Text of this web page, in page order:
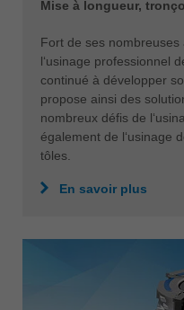
Mise à longueur,
Fort de ses nombreuses
l‘usinage professionnel
continué à développer
propose ainsi des
nombreux défis de
également de l‘usinage
tôles.
En savoir plus